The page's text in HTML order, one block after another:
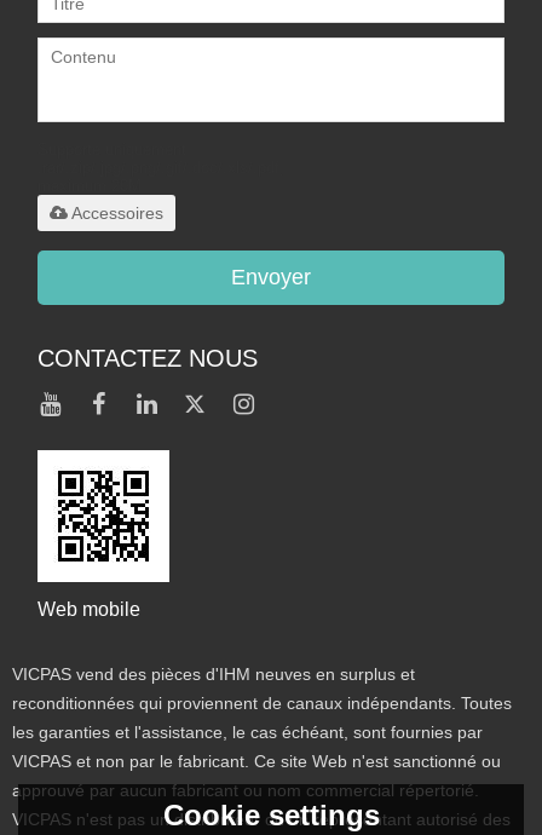
Accessoires
Envoyer
CONTACTEZ NOUS
Web mobile
VICPAS vend des pièces d'IHM neuves en surplus et
reconditionnées qui proviennent de canaux indépendants. Toutes
les garanties et l'assistance, le cas échéant, sont fournies par
VICPAS et non par le fabricant. Ce site Web n'est sanctionné ou
approuvé par aucun fabricant ou nom commercial répertorié.
VICPAS n'est pas un distributeur ou un représentant autorisé des
Cookie settings